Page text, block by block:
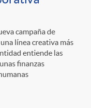
campaña de
línea creativa más
entiende las
finanzas